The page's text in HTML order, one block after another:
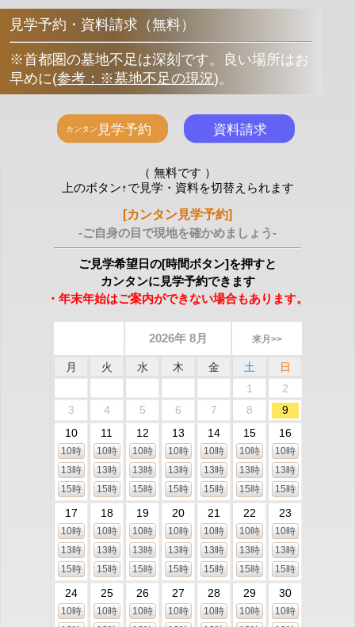
見学予約・資料請求（無料）
※首都圏の墓地不足は深刻です。良い場所はお
早めに(参考：※墓地不足の現況)。
（ 無料です ）
上のボタン↑で見学・資料を切替えられます
[カンタン見学予約]
-ご自身の目で現地を確かめましょう-
ご見学希望日の[時間ボタン]を押すと
カンタンに見学予約できます
・年末年始はご案内ができない場合もあります。
2026年 8月 来月>>
月 火 水 木 金 土
日
1
2
3
4 5 6 7 8
9
10
10時
13時
15時
11
10時
13時
15時
12
10時
13時
15時
13
10時
13時
15時
14
10時
13時
15時
15
10時
13時
15時
16
10時
13時
15時
17
10時
13時
15時
18
10時
13時
15時
19
10時
13時
15時
20
10時
13時
15時
21
10時
13時
15時
22
10時
13時
15時
23
10時
13時
15時
24
10時
25
10時
26
10時
27
10時
28
10時
29
10時
30
10時